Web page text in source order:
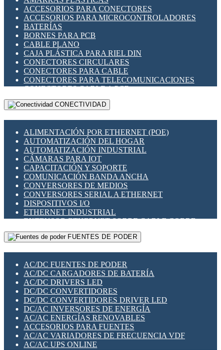
INDICADORES PARA PANEL
INTERFACES DE RELÉ
INTERRUPTORES FIN DE CARRERA
LLAVES CONMUTADORAS
MEDIDORES DE ENERGÍA Y TC'S DE CORRIENTE
MOTORES PASO A PASO
PANTALLAS HMI
PLC -CONTROLADORES LÓGICO PROGRAMABLES
PROGRAMADORES DE HORARIO
RELÉS DE PROTECCIÓN
SENSORES CAPACITIVOS
SENSORES INDUCTIVOS
TEMPORIZADORES
VARIACS
VARIADORES DE FRECUENCIA [VDF]
SECCIONADORES - INTERRUPTORES
MAQUINARIA
ACCESORIOS PARA CONECTORES
ACCESORIOS PARA MICROCONTROLADORES
BATERÍAS
BORNES PARA PCB
CABLE PLANO
CAJA PLÁSTICA PARA RIEL DIN
CONECTORES CIRCULARES
CONECTORES PARA CABLE
CONECTORES PARA TELECOMUNICACIONES
CONECTORES CABLE A PCB
CONECTORES PCB A CABLE
DIP SWITCHES
HERRAMIENTAS VARIAS
ILUMINACIÓN LED
INTERRUPTORES REED
INTERFACES DE RELÉ
OTROS RELÉS
PROTECCIÓN TÉRMICA
RELÉS AUTOMOTRICES
RELÉS DE SEÑAL
RELÉS DE ESTADO SÓLIDO SSR
RELÉS INDUSTRIALES
RELÉS MINIATURA DE POTENCIA
SENSORES MAGNÉTICOS
SWITCH Y MICROSWITCH
TARJETAS PI
UNIÓN Y DERIVACIÓN DE CABLE
CONECTIVIDAD
ALIMENTACIÓN POR ETHERNET (POE)
AUTOMATIZACIÓN DEL HOGAR
AUTOMATIZACIÓN INDUSTRIAL
CÁMARAS PARA IOT
CAPACITACIÓN Y SOPORTE
COMUNICACIÓN BANDA ANCHA
CONVERSORES DE MEDIOS
CONVERSORES SERIAL A ETHERNET
DISPOSITIVOS I/O
ETHERNET INDUSTRIAL
EXTENSOR ETHERNET SOBRE CABLE COBRE
GATEWAY LORAWAN
GESTIÓN DE REDES
PLACAS MODULARES IOT
SWITCHES Y REDES WIFI
SOLUCIONES IOT
SOLUCIONES LORAWAN
SOLUCIONES RED CELULAR
SEGURIDAD PARA REDES
SWITCHES LAN
TELEFONÍA IP (VOIP)
VIGILANCIA IP (CCTV)
MESHTASTIC
FUENTES DE PODER
AC/DC FUENTES DE PODER
AC/DC CARGADORES DE BATERÍA
AC/DC DRIVERS LED
DC/DC CONVERTIDORES
DC/DC CONVERTIDORES DRIVER LED
DC/AC INVERSORES DE ENERGÍA
AC/AC ENERGÍAS RENOVABLES
ACCESORIOS PARA FUENTES
AC/AC VARIADORES DE FRECUENCIA VDF
AC/AC UPS ONLINE